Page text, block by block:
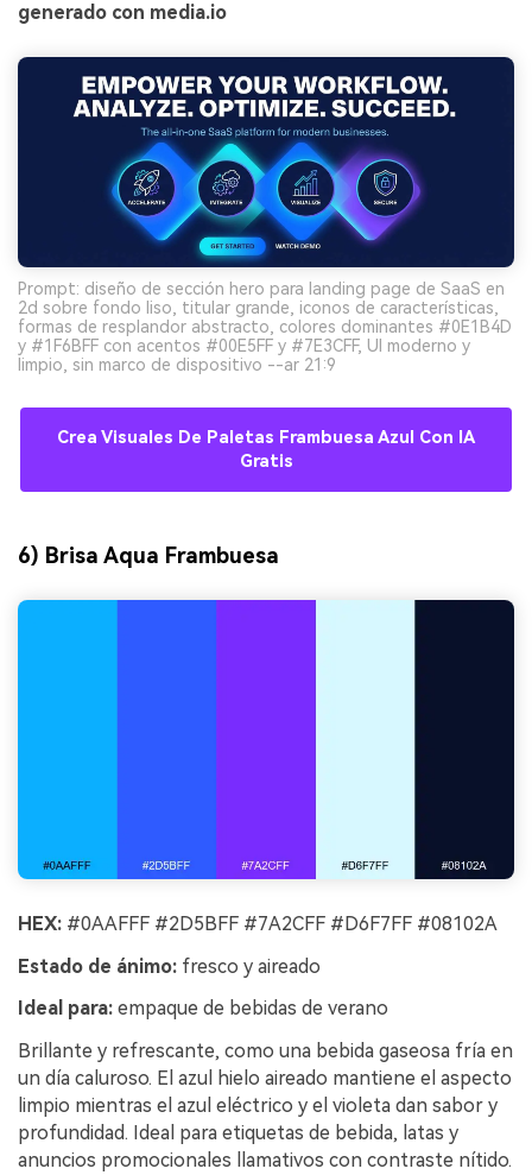
generado con media.io
Prompt: diseño de sección hero para landing page de SaaS en
2d sobre fondo liso, titular grande, iconos de características,
formas de resplandor abstracto, colores dominantes #0E1B4D
y #1F6BFF con acentos #00E5FF y #7E3CFF, UI moderno y
limpio, sin marco de dispositivo --ar 21:9
Crea Visuales De Paletas Frambuesa Azul Con IA
Gratis
6) Brisa Aqua Frambuesa
HEX: #0AAFFF #2D5BFF #7A2CFF #D6F7FF #08102A
Estado de ánimo: fresco y aireado
Ideal para: empaque de bebidas de verano
Brillante y refrescante, como una bebida gaseosa fría en
un día caluroso. El azul hielo aireado mantiene el aspecto
limpio mientras el azul eléctrico y el violeta dan sabor y
profundidad. Ideal para etiquetas de bebida, latas y
anuncios promocionales llamativos con contraste nítido.